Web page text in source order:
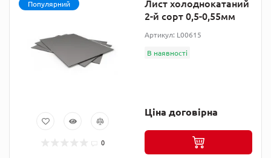
Популярний
0
Лист холоднокатаний
2-й сорт 0,5-0,55мм
Артикул: L00615
В наявності
Ціна договірна